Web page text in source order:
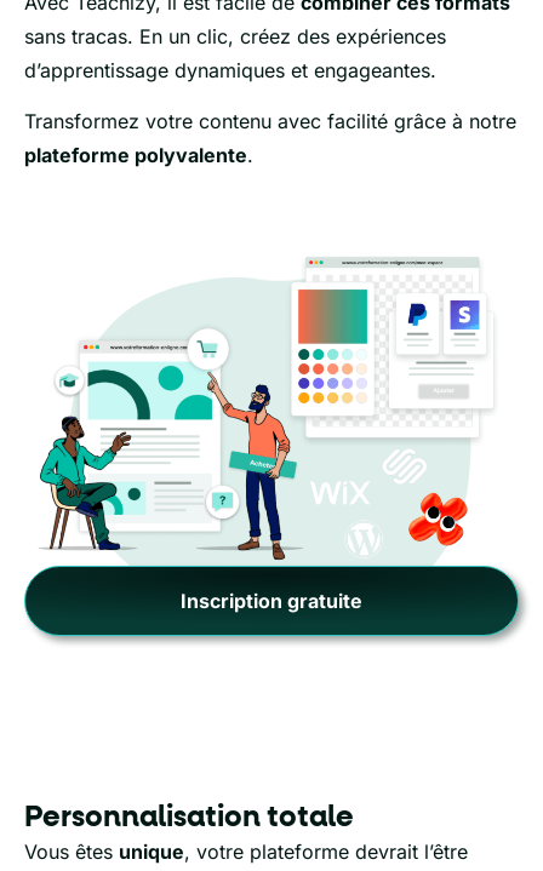
Inscription gratuite
sans tracas. En un clic, créez des expériences
d’apprentissage dynamiques et engageantes.
Transformez votre contenu avec facilité grâce à notre
plateforme polyvalente.
Personnalisation totale
Vous êtes unique, votre plateforme devrait l’être